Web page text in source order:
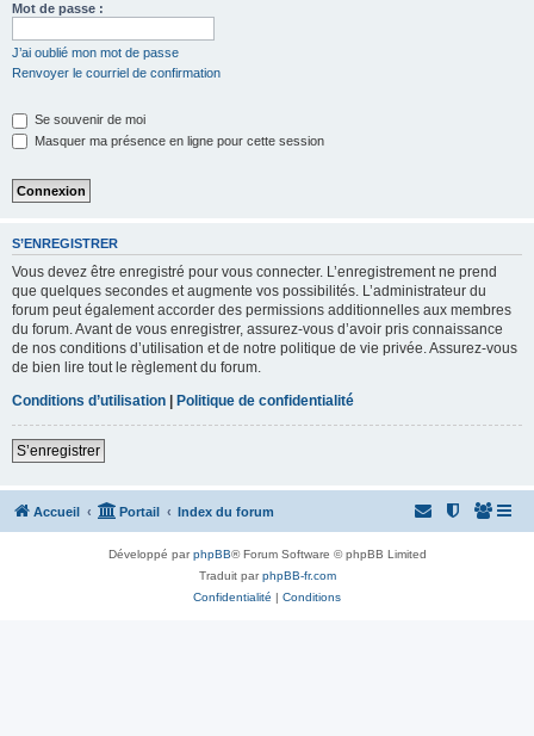
Mot de passe :
J’ai oublié mon mot de passe
Renvoyer le courriel de confirmation
Se souvenir de moi
Masquer ma présence en ligne pour cette session
S’ENREGISTRER
Vous devez être enregistré pour vous connecter. L’enregistrement ne prend
que quelques secondes et augmente vos possibilités. L’administrateur du
forum peut également accorder des permissions additionnelles aux membres
du forum. Avant de vous enregistrer, assurez-vous d’avoir pris connaissance
de nos conditions d’utilisation et de notre politique de vie privée. Assurez-vous
de bien lire tout le règlement du forum.
Conditions d’utilisation | Politique de confidentialité
S’enregistrer
Accueil Portail Index du forum
Développé parphpBB® Forum Software © phpBB Limited
Traduit parphpBB-fr.com
Confidentialité | Conditions